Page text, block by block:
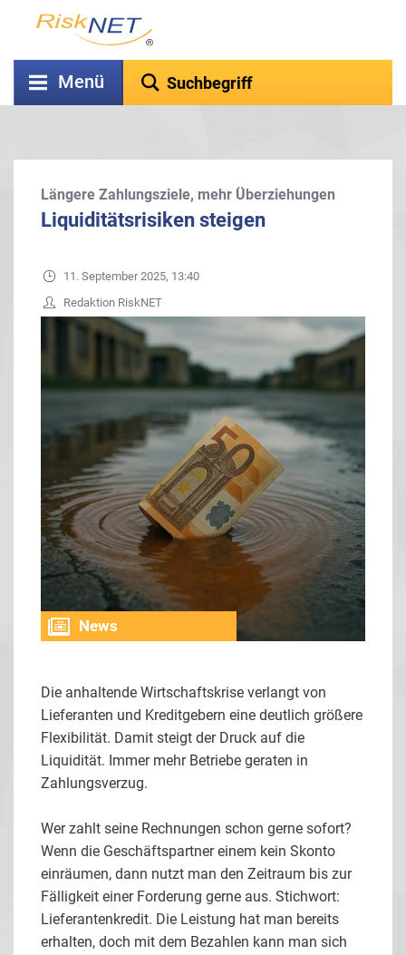
Menü
Längere Zahlungsziele, mehr Überziehungen
Liquiditätsrisiken steigen
11. September 2025, 13:40
Redaktion RiskNET
News
Die anhaltende Wirtschaftskrise verlangt von
Lieferanten und Kreditgebern eine deutlich größere
Flexibilität. Damit steigt der Druck auf die
Liquidität. Immer mehr Betriebe geraten in
Zahlungsverzug.
Wer zahlt seine Rechnungen schon gerne sofort?
Wenn die Geschäftspartner einem kein Skonto
einräumen, dann nutzt man den Zeitraum bis zur
Fälligkeit einer Forderung gerne aus. Stichwort:
Lieferantenkredit. Die Leistung hat man bereits
erhalten, doch mit dem Bezahlen kann man sich